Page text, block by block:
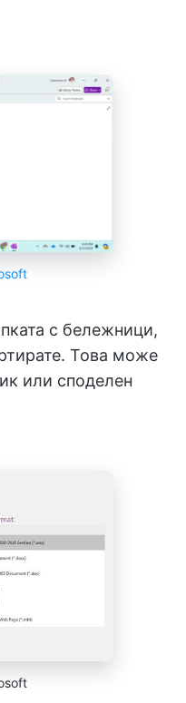
с бележници,
Това може
или споделен